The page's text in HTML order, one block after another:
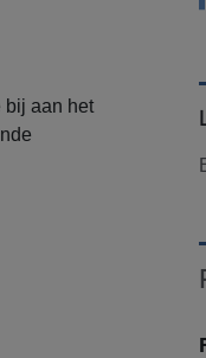
bij aan het